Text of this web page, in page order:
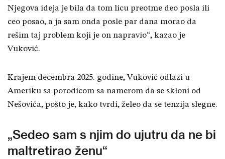
Njegova ideja je bila da tom licu preotme deo posla ili
ceo posao, a ja sam onda posle par dana morao da
rešim taj problem koji je on napravio“, kazao je
Vuković.
Krajem decembra 2025. godine, Vuković odlazi u
Ameriku sa porodicom sa namerom da se skloni od
Nešovića, pošto je, kako tvrdi, želeo da se tenzija slegne.
„Sedeo sam s njim do ujutru da ne bi
maltretirao ženu“